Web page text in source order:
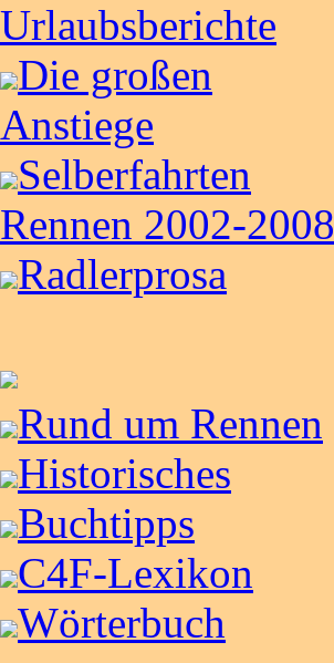
Urlaubsberichte
Die großen
Anstiege
Selberfahrten
Rennen 2002-2008
Radlerprosa
Rund um Rennen
Historisches
Buchtipps
C4F-Lexikon
Wörterbuch